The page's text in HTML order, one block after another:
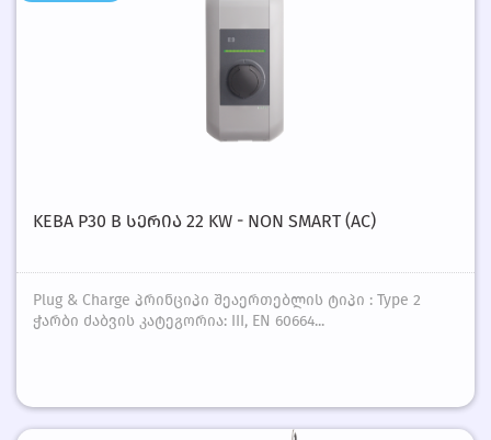
KEBA P30 B ᲡᲔᲠᲘᲐ 22 KW - NON SMART (AC)
Plug & Charge პრინციპი შეაერთებლის ტიპი : Type 2
ჭარბი ძაბვის კატეგორია: III, EN 60664...